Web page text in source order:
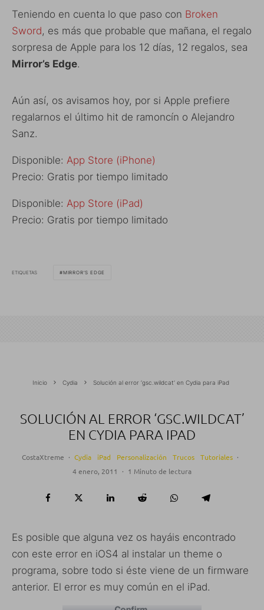
Teniendo en cuenta lo que paso con Broken
Sword, es más que probable que mañana, el regalo
sorpresa de Apple para los 12 días, 12 regalos, sea
Mirror’s Edge.
Aún así, os avisamos hoy, por si Apple prefiere
regalarnos el último hit de ramoncín o Alejandro
Sanz.
Disponible: App Store (iPhone)
Precio: Gratis por tiempo limitado
Disponible: App Store (iPad)
Precio: Gratis por tiempo limitado
ETIQUETAS MIRROR'S EDGE
Inicio Cydia Solución al error ‘gsc.wildcat’ en Cydia para iPad
SOLUCIÓN AL ERROR ‘GSC.WILDCAT’
EN CYDIA PARA IPAD
CostaXtreme · Cydia iPad Personalización Trucos Tutoriales ·
4 enero, 2011
· 1 Minuto de lectura
Es posible que alguna vez os hayáis encontrado
con este error en iOS4 al instalar un theme o
programa, sobre todo si éste viene de un firmware
anterior. El error es muy común en el iPad.